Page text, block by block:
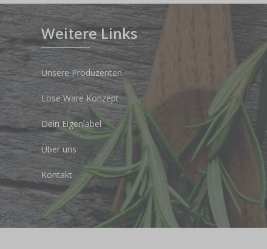
Weitere Links
Unsere Produzenten
Lose Ware Konzept
Dein Eigenlabel
Über uns
Kontakt